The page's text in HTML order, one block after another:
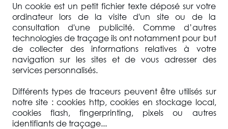
Un cookie est un petit fichier texte déposé sur votre
ordinateur lors de la visite d'un site ou de la
consultation d'une publicité. Comme d’autres
technologies de traçage ils ont notamment pour but
de collecter des informations relatives à votre
navigation sur les sites et de vous adresser des
services personnalisés.
Différents types de traceurs peuvent être utilisés sur
notre site : cookies http, cookies en stockage local,
cookies flash, fingerprinting, pixels ou autres
identifiants de traçage...